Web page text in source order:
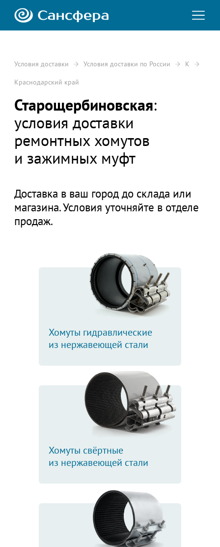
Условия доставки Условия доставки по России К
Краснодарский край
Старощербиновская:
условия доставки
ремонтных хомутов
и зажимных муфт
Доставка в ваш город до склада или
магазина. Условия уточняйте в отделе
продаж.
Хомуты гидравлические
из нержавеющей стали
Хомуты свёртные
из нержавеющей стали